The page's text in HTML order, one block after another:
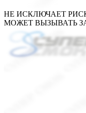
НЕ ИСКЛЮЧАЕТ
МОЖЕТ ВЫЗЫВАТЬ